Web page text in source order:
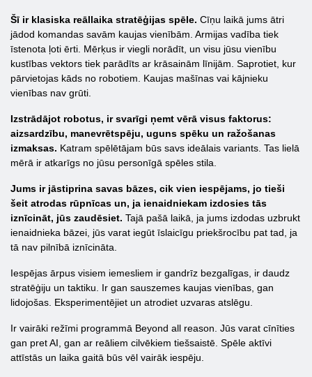
Šī ir klasiska reāllaika stratēģijas spēle. Cīņu laikā jums ātri
jādod komandas savām kaujas vienībām. Armijas vadība tiek
īstenota ļoti ērti. Mērķus ir viegli norādīt, un visu jūsu vienību
kustības vektors tiek parādīts ar krāsainām līnijām. Saprotiet, kur
pārvietojas kāds no robotiem. Kaujas mašīnas vai kājnieku
vienības nav grūti.
Izstrādājot robotus, ir svarīgi ņemt vērā visus faktorus:
aizsardzību, manevrētspēju, uguns spēku un ražošanas
izmaksas. Katram spēlētājam būs savs ideālais variants. Tas lielā
mērā ir atkarīgs no jūsu personīgā spēles stila.
Jums ir jāstiprina savas bāzes, cik vien iespējams, jo tieši
šeit atrodas rūpnīcas un, ja ienaidniekam izdosies tās
iznīcināt, jūs zaudēsiet. Tajā pašā laikā, ja jums izdodas uzbrukt
ienaidnieka bāzei, jūs varat iegūt īslaicīgu priekšrocību pat tad, ja
tā nav pilnībā iznīcināta.
Iespējas ārpus visiem iemesliem ir gandrīz bezgalīgas, ir daudz
stratēģiju un taktiku. Ir gan sauszemes kaujas vienības, gan
lidojošas. Eksperimentējiet un atrodiet uzvaras atslēgu.
Ir vairāki režīmi programmā Beyond all reason. Jūs varat cīnīties
gan pret AI, gan ar reāliem cilvēkiem tiešsaistē. Spēle aktīvi
attīstās un laika gaitā būs vēl vairāk iespēju.